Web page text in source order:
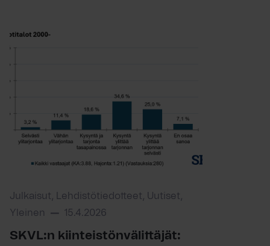
Julkaisut, Lehdistötiedotteet, Uutiset,
Yleinen
15.4.2026
SKVL:n kiinteistönvälittäjät: